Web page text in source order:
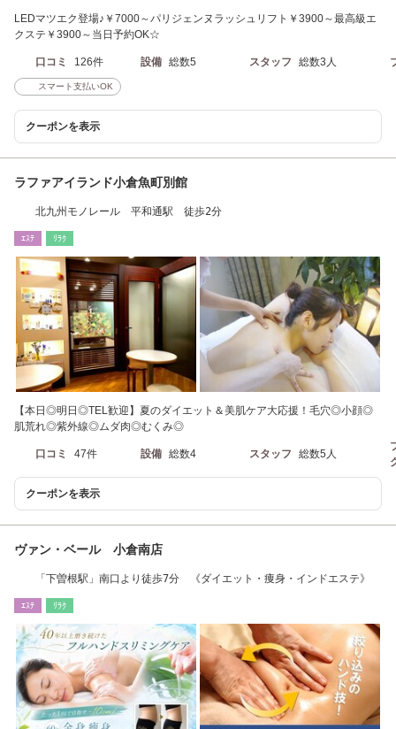
LEDマツエク登場♪￥7000～パリジェンヌラッシュリフト￥3900～最高級エ
クステ￥3900～当日予約OK☆
口コミ 126件 設備 総数5 スタッフ 総数3人
スマート支払いOK
クーポンを表示
ラファアイランド小倉魚町別館
北九州モノレール 平和通駅 徒歩2分
ｴｽﾃ ﾘﾗｸ
【本日◎明日◎TEL歓迎】夏のダイエット＆美肌ケア大応援！毛穴◎小顔◎
肌荒れ◎紫外線◎ムダ肉◎むくみ◎
口コミ 47件 設備 総数4 スタッフ 総数5人
クーポンを表示
ヴァン・ベール 小倉南店
「下曽根駅」南口より徒歩7分 《ダイエット・痩身・インドエステ》
ｴｽﾃ ﾘﾗｸ